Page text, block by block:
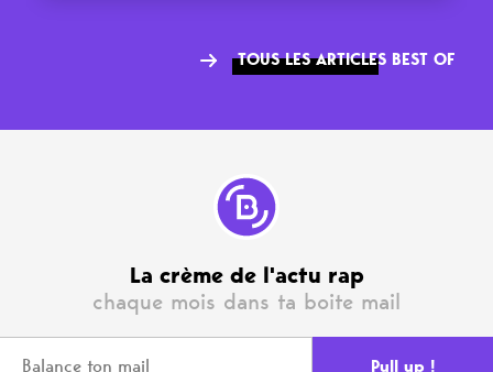
TOUS LES ARTICLES BEST OF
La crème de l'actu rap
chaque mois dans ta boite mail